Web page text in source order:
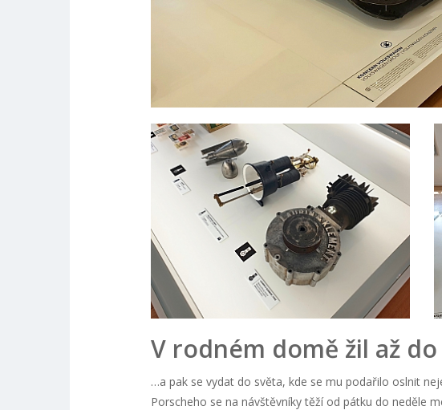
V rodném domě žil až
…a pak se vydat do světa, kde se mu podařilo oslnit
Porscheho se na návštěvníky těží od pátku do neděle